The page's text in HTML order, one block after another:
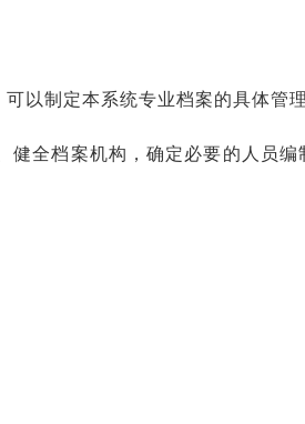
以制定本系统专业档案的具体管
全档案机构，确定必要的人员编